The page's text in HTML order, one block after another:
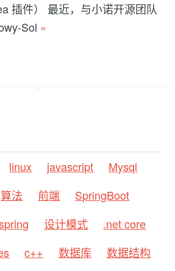
插件） 最近，与小诺开源团队
Sol »
linux javascript
Mysql
算法 前端
SpringBoot
设计模式
.net core
c++ 数据库 数据结构